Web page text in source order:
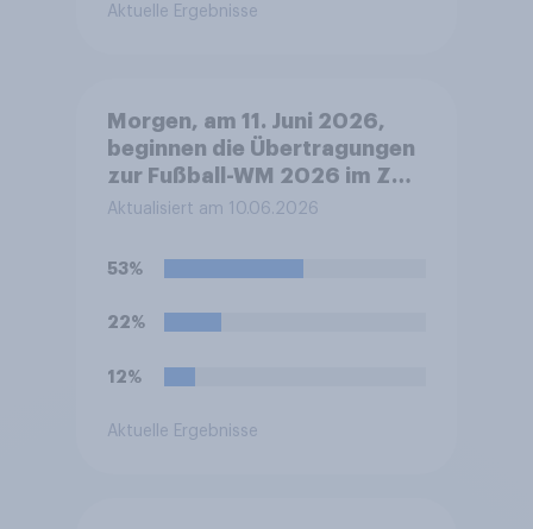
Aktuelle Ergebnisse
Morgen, am 11. Juni 2026,
beginnen die Übertragungen
zur Fußball-WM 2026 im ZDF
mit der Eröffnungsfeier ab
und dem anschließenden
Eröffnungsspiel Mexiko
gegen Südafrika. Werden Sie
Abend verfolgen?
Aktualisiert am 10.06.2026
53%
22%
12%
Aktuelle Ergebnisse